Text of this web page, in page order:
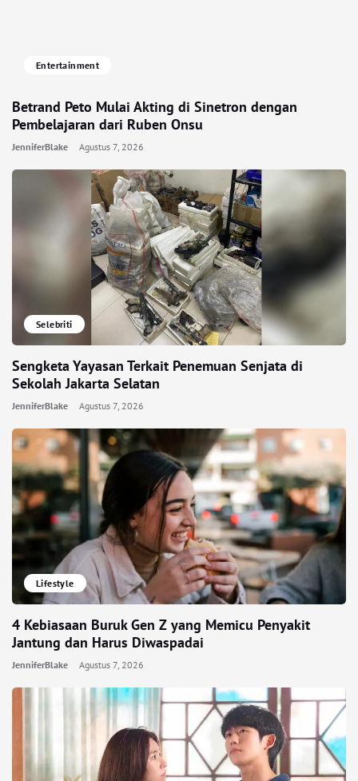
Entertainment
Betrand Peto Mulai Akting di Sinetron dengan
Pembelajaran dari Ruben Onsu
JenniferBlake Agustus 7, 2026
Selebriti
Sengketa Yayasan Terkait Penemuan Senjata di
Sekolah Jakarta Selatan
JenniferBlake Agustus 7, 2026
Lifestyle
4 Kebiasaan Buruk Gen Z yang Memicu Penyakit
Jantung dan Harus Diwaspadai
JenniferBlake Agustus 7, 2026